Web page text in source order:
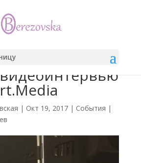
| Окт 19, 2017| События |